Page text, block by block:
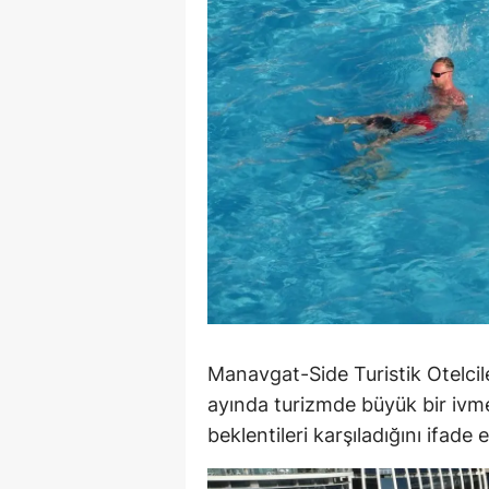
Manavgat-Side Turistik
ayında turizmde büyük bir
beklentileri karşıladığını ifade